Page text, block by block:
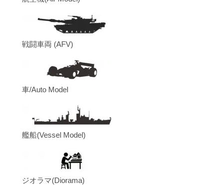
戦闘車両 (AFV)
車/Auto Model
艦船(Vessel Model)
ジオラマ(Diorama)